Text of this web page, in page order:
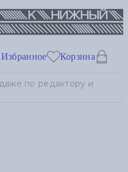
Избранное Корзина